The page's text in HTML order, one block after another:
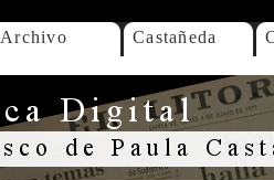
Archivo Castañeda